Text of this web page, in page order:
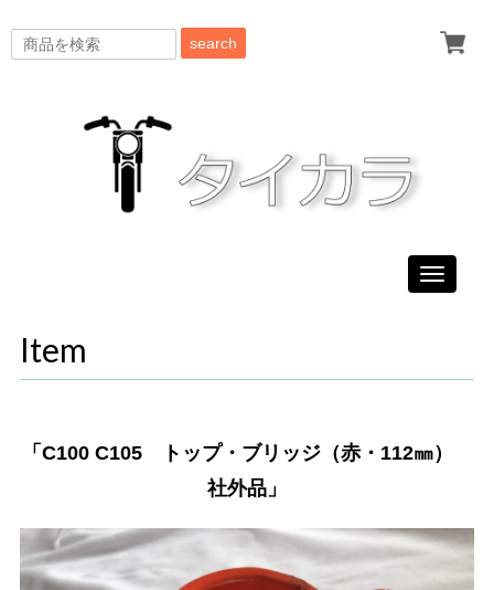
search
Toggle
Item
「C100 C105 トップ・ブリッジ（赤・112㎜）
社外品」